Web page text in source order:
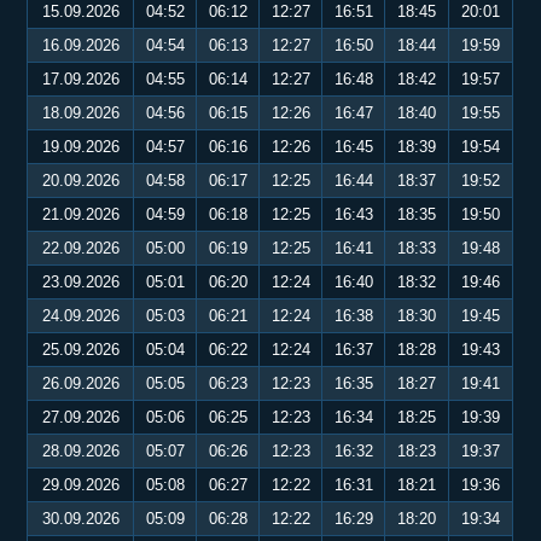
15.09.2026
04:52 06:12 12:27 16:51 18:45
20:01
16.09.2026
04:54 06:13 12:27 16:50 18:44
19:59
17.09.2026
04:55 06:14 12:27 16:48 18:42
19:57
18.09.2026
04:56 06:15 12:26 16:47 18:40
19:55
19.09.2026
04:57 06:16 12:26 16:45 18:39
19:54
20.09.2026
04:58 06:17 12:25 16:44 18:37
19:52
21.09.2026
04:59 06:18 12:25 16:43 18:35
19:50
22.09.2026
05:00 06:19 12:25 16:41 18:33
19:48
23.09.2026
05:01 06:20 12:24 16:40 18:32
19:46
24.09.2026
05:03 06:21 12:24 16:38 18:30
19:45
25.09.2026
05:04 06:22 12:24 16:37 18:28
19:43
26.09.2026
05:05 06:23 12:23 16:35 18:27
19:41
27.09.2026
05:06 06:25 12:23 16:34 18:25
19:39
28.09.2026
05:07 06:26 12:23 16:32 18:23
19:37
29.09.2026
05:08 06:27 12:22 16:31 18:21
19:36
30.09.2026
05:09 06:28 12:22 16:29 18:20
19:34